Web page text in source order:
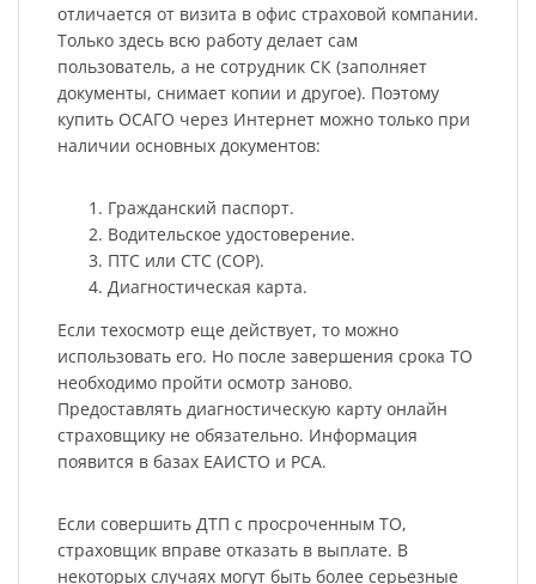
отличается от визита в офис страховой компании.
Только здесь всю работу делает сам
пользователь, а не сотрудник СК (заполняет
документы, снимает копии и другое). Поэтому
купить ОСАГО через Интернет можно только при
наличии основных документов:
Гражданский паспорт.
Водительское удостоверение.
ПТС или СТС (СОР).
Диагностическая карта.
Если техосмотр еще действует, то можно
использовать его. Но после завершения срока ТО
необходимо пройти осмотр заново.
Предоставлять диагностическую карту онлайн
страховщику не обязательно. Информация
появится в базах ЕАИСТО и РСА.
Если совершить ДТП с просроченным ТО,
страховщик вправе отказать в выплате. В
некоторых случаях могут быть более серьезные